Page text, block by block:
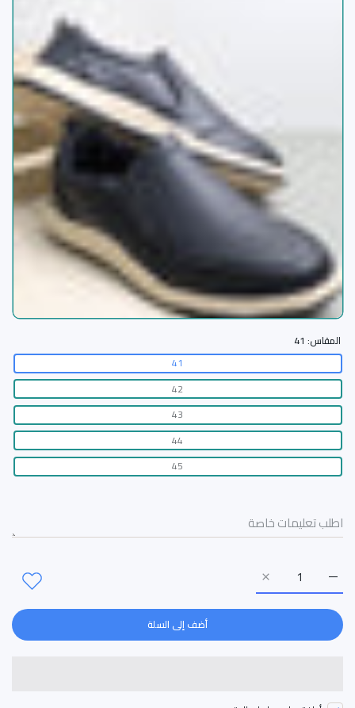
المقاس: 41
41
42
43
44
45
زيادة كمية حذاء كاجوال 72255 KHAKI/كاكي / 41زيادة كمية حذاء كاجوال 72255 KHAKI/كاكي / 41
أضف إلى السلة